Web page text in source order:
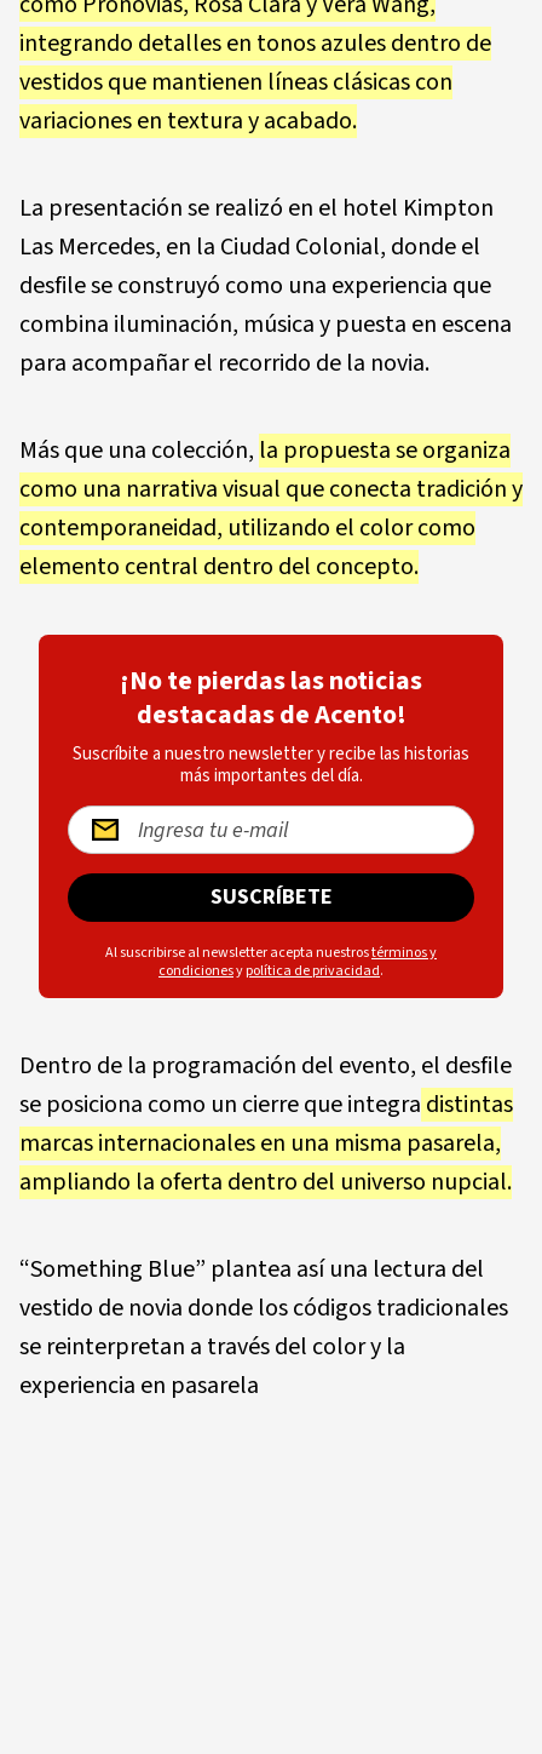
integrando detalles en tonos azules dentro de
vestidos que mantienen líneas clásicas con
variaciones en textura y acabado.
La presentación se realizó en el hotel Kimpton
Las Mercedes, en la Ciudad Colonial, donde el
desfile se construyó como una experiencia que
combina iluminación, música y puesta en escena
para acompañar el recorrido de la novia.
Más que una colección, la propuesta se organiza
como una narrativa visual que conecta tradición y
contemporaneidad, utilizando el color como
elemento central dentro del concepto.
¡No te pierdas las noticias
destacadas de Acento!
Suscríbite a nuestro newsletter y recibe las historias
más importantes del día.
SUSCRÍBETE
Al suscribirse al newsletter acepta nuestrostérminos y
condicionesypolítica de privacidad.
Dentro de la programación del evento, el desfile
se posiciona como un cierre que integra distintas
marcas internacionales en una misma pasarela,
ampliando la oferta dentro del universo nupcial.
“Something Blue” plantea así una lectura del
vestido de novia donde los códigos tradicionales
se reinterpretan a través del color y la
experiencia en pasarela